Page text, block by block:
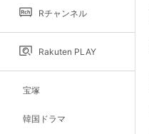
Rチャンネル
Rakuten PLAY
宝塚
韓国ドラマ